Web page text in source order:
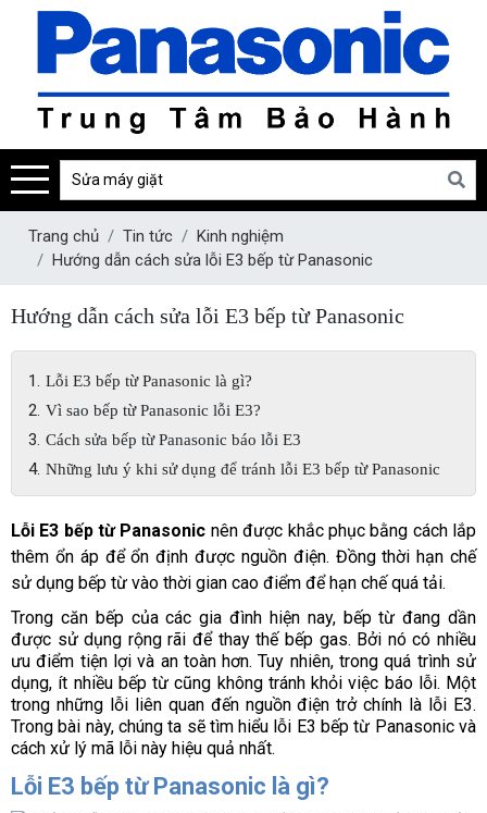
Trang chủ Tin tức
Kinh nghiệm
Hướng dẫn cách sửa lỗi E3 bếp từ Panasonic
Hướng dẫn cách sửa lỗi E3 bếp từ Panasonic
Lỗi E3 bếp từ Panasonic là gì?
Vì sao bếp từ Panasonic lỗi E3?
Cách sửa bếp từ Panasonic báo lỗi E3
Những lưu ý khi sử dụng để tránh lỗi E3 bếp từ Panasonic
Lỗi E3 bếp từ Panasonic nên được khắc phục bằng cách lắp
thêm ổn áp để ổn định được nguồn điện. Đồng thời hạn chế
sử dụng bếp từ vào thời gian cao điểm để hạn chế quá tải.
Trong căn bếp của các gia đình hiện nay, bếp từ đang dần
được sử dụng rộng rãi để thay thế bếp gas. Bởi nó có nhiều
ưu điểm tiện lợi và an toàn hơn. Tuy nhiên, trong quá trình sử
dụng, ít nhiều bếp từ cũng không tránh khỏi việc báo lỗi. Một
trong những lỗi liên quan đến nguồn điện trở chính là lỗi E3.
Trong bài này, chúng ta sẽ tìm hiểu lỗi E3 bếp từ Panasonic và
cách xử lý mã lỗi này hiệu quả nhất.
Lỗi E3 bếp từ Panasonic là gì?